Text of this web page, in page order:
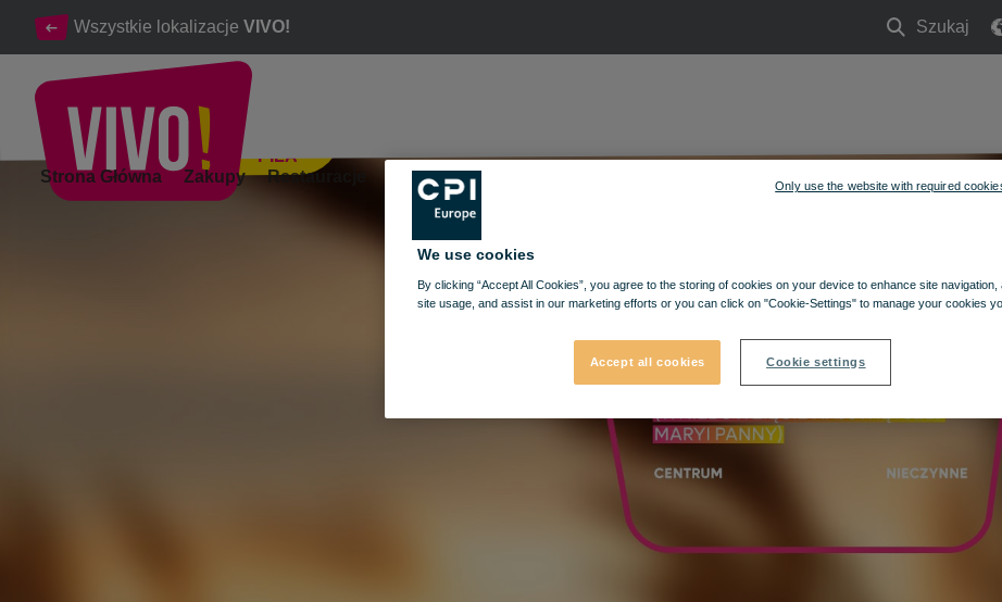
Wszystkie lokalizacje VIVO! Szukaj
Szukaj
PIŁA
Strona Główna Zakupy Restauracje Rozrywka
15 sierpnia – VIVO! będzie nieczynne
We use cookies
By clicking “Accept All Cookies”, you agree to the storing of cookies on your device to enhance site navigation,
site usage, and assist in our marketing efforts or you can click on "Cookie-Settings" to manage your cookies
Accept all cookies Cookie settings
Only use the website with required